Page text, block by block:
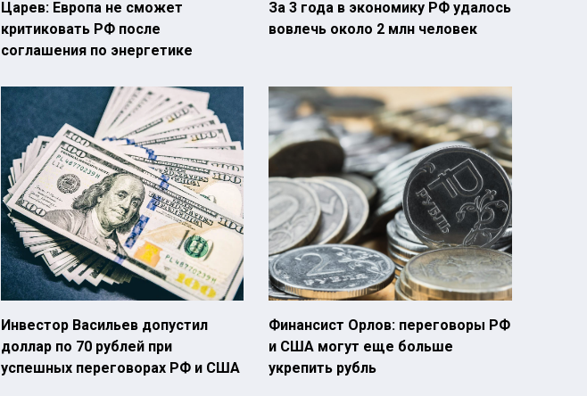
Царев: Европа не сможет
критиковать РФ после
соглашения по энергетике
За 3 года в экономику РФ удалось
вовлечь около 2 млн человек
Инвестор Васильев допустил
доллар по 70 рублей при
успешных переговорах РФ и США
Финансист Орлов: переговоры РФ
и США могут еще больше
укрепить рубль